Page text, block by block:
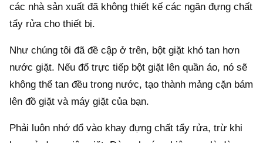
các nhà sản xuất đã không thiết kế các ngăn đựng chất
tẩy rửa cho thiết bị.
Như chúng tôi đã đề cập ở trên, bột giặt khó tan hơn
nước giặt. Nếu đổ trực tiếp bột giặt lên quần áo, nó sẽ
không thể tan đều trong nước, tạo thành mảng cặn bám
lên đồ giặt và máy giặt của bạn.
Phải luôn nhớ đổ vào khay đựng chất tẩy rửa, trừ khi